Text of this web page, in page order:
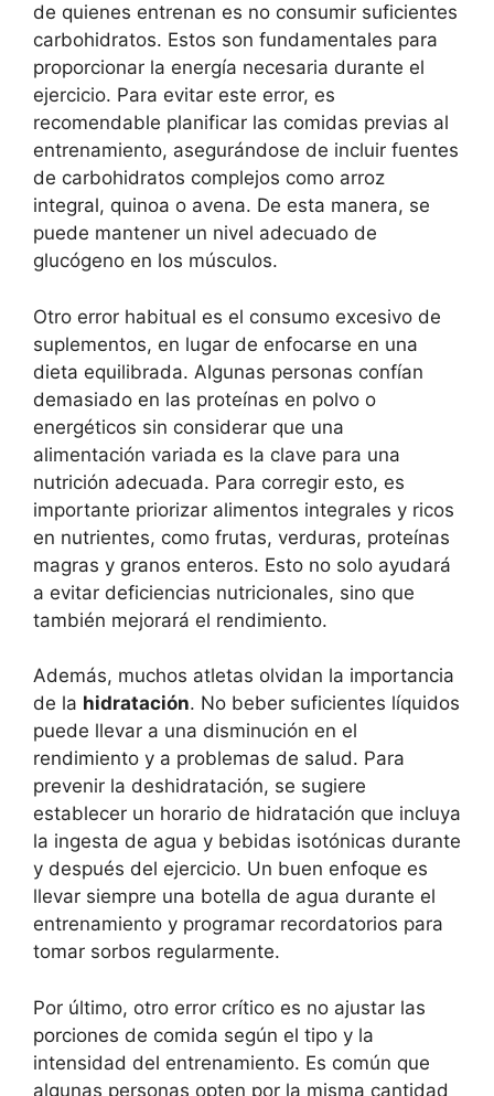
de quienes entrenan es no consumir suficientes
carbohidratos. Estos son fundamentales para
proporcionar la energía necesaria durante el
ejercicio. Para evitar este error, es
recomendable planificar las comidas previas al
entrenamiento, asegurándose de incluir fuentes
de carbohidratos complejos como arroz
integral, quinoa o avena. De esta manera, se
puede mantener un nivel adecuado de
glucógeno en los músculos.
Otro error habitual es el consumo excesivo de
suplementos, en lugar de enfocarse en una
dieta equilibrada. Algunas personas confían
demasiado en las proteínas en polvo o
energéticos sin considerar que una
alimentación variada es la clave para una
nutrición adecuada. Para corregir esto, es
importante priorizar alimentos integrales y ricos
en nutrientes, como frutas, verduras, proteínas
magras y granos enteros. Esto no solo ayudará
a evitar deficiencias nutricionales, sino que
también mejorará el rendimiento.
Además, muchos atletas olvidan la importancia
de la hidratación. No beber suficientes líquidos
puede llevar a una disminución en el
rendimiento y a problemas de salud. Para
prevenir la deshidratación, se sugiere
establecer un horario de hidratación que incluya
la ingesta de agua y bebidas isotónicas durante
y después del ejercicio. Un buen enfoque es
llevar siempre una botella de agua durante el
entrenamiento y programar recordatorios para
tomar sorbos regularmente.
Por último, otro error crítico es no ajustar las
porciones de comida según el tipo y la
intensidad del entrenamiento. Es común que
algunas personas opten por la misma cantidad